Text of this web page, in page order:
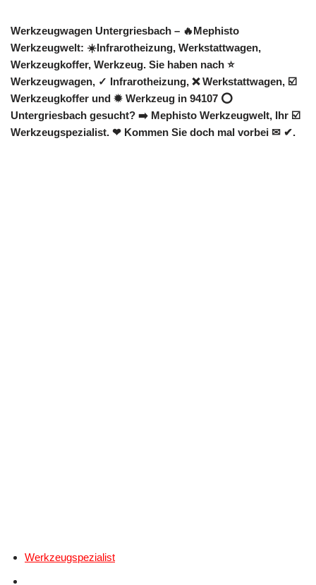
Werkzeugwagen Untergriesbach – 🔥Mephisto
Werkzeugwelt: ☀️Infrarotheizung, Werkstattwagen,
Werkzeugkoffer, Werkzeug. Sie haben nach ⭐
Werkzeugwagen, ✓ Infrarotheizung, ❌ Werkstattwagen, ☑️
Werkzeugkoffer und ✹ Werkzeug in 94107 ⭕
Untergriesbach gesucht? ➡️ Mephisto Werkzeugwelt, Ihr ☑️
Werkzeugspezialist. ❤ Kommen Sie doch mal vorbei ✉ ✔.
Werkzeugspezialist